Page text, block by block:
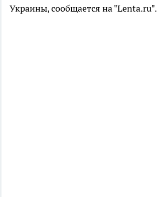
Украины, сообщается на "Lenta.ru".